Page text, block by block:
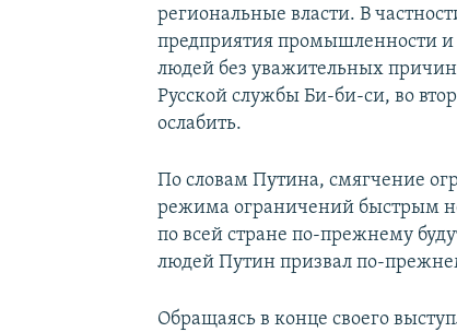
региональные власти. В
предприятия промышленности
людей без уважительных
Русской службы Би-би-си, во
ослабить.
По словам Путина, смягчение
режима ограничений быстрым
по всей стране по-прежнему
людей Путин призвал по-
Обращаясь в конце своего